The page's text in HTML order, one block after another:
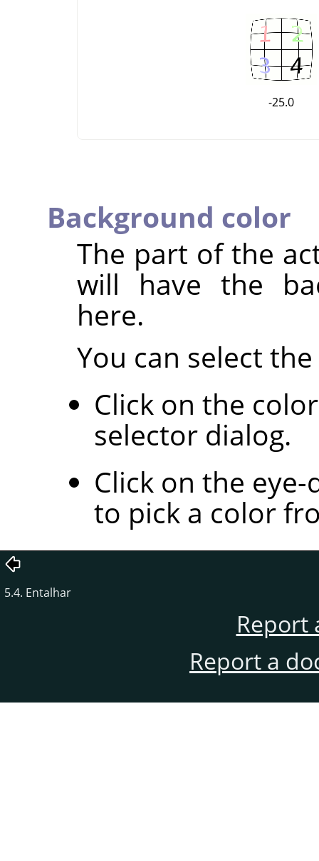
-25.0
Background color
The part of the
will have the
here.
You can select
Click on the
selector dialog.
Click on the
to pick a color
5.4. Entalhar
Report
Report a